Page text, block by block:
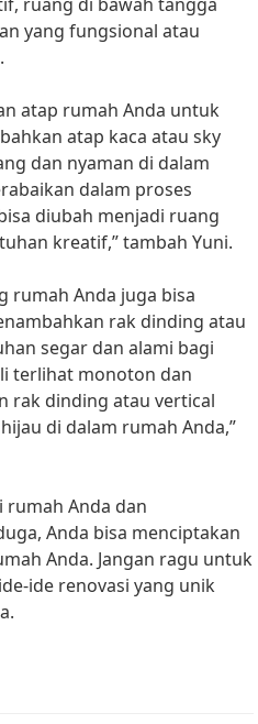
yang fungsional atau
atap rumah Anda untuk
atap kaca atau sky
dan nyaman di dalam
dalam proses
diubah menjadi ruang
kreatif,” tambah Yuni.
rumah Anda juga bisa
rak dinding atau
segar dan alami bagi
terlihat monoton dan
rak dinding atau vertical
di dalam rumah Anda,”
Anda dan
Anda bisa menciptakan
Anda. Jangan ragu untuk
ide renovasi yang unik